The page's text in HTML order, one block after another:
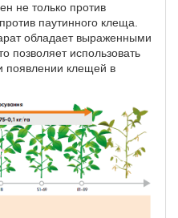
не только против
паутинного клеща.
обладает выраженными
позволяет использовать
появлении клещей в